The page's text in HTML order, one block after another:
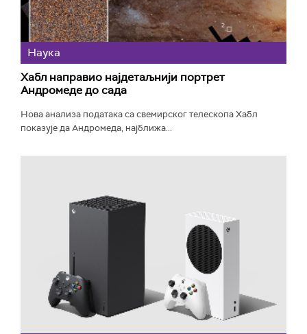
Наука
Хабл направио најдетаљнији портрет
Андромеде до сада
Нова анализа података са свемирског телескопа Хабл
показује да Андромеда, најближа...